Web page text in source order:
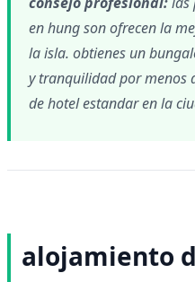
en hung son ofrecen la
la isla. obtienes un
y tranquilidad por menos
de hotel estandar en la
alojamiento